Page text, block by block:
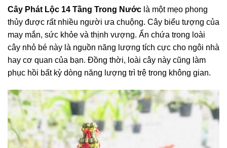
Cây Phát Lộc 14 Tầng Trong Nước là một mẹo phong
thủy được rất nhiều người ưa chuộng. Cây biểu tượng của
may mắn, sức khỏe và thịnh vượng. Ẩn chứa trong loài
cây nhỏ bé này là nguồn năng lượng tích cực cho ngôi nhà
hay cơ quan của bạn. Đồng thời, loài cây này cũng làm
phục hồi bất kỳ dòng năng lượng trì trệ trong không gian.